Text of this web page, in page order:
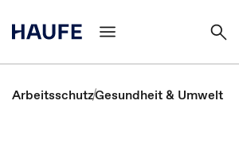
ArbeitsschutzGesundheit & Umwelt